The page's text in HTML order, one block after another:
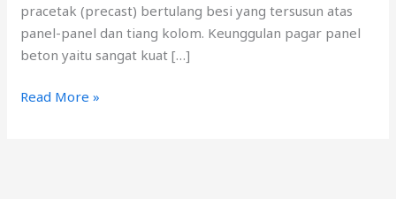
pracetak (precast) bertulang besi yang tersusun atas
panel-panel dan tiang kolom. Keunggulan pagar panel
beton yaitu sangat kuat […]
Read More »